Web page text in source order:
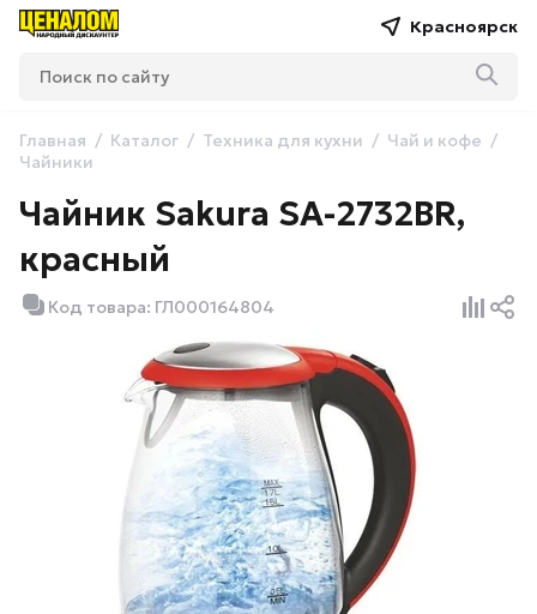
Красноярск
Главная Каталог Техника для кухни
Чай и кофе
Чайники
Чайник Sakura SA-2732BR,
красный
Код товара: ГЛ000164804